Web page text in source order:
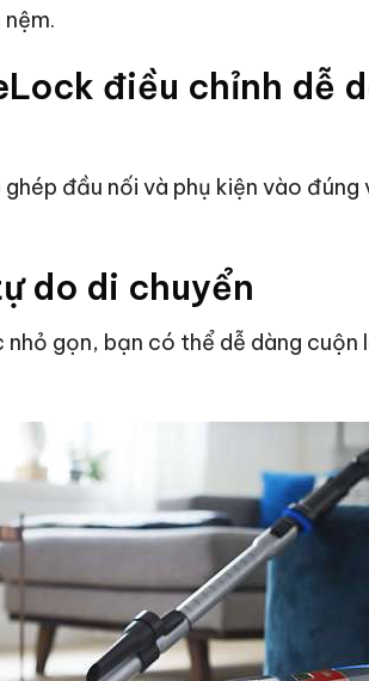
điều chỉnh dễ
đầu nối và phụ kiện vào
do di chuyển
gọn, bạn có thể dễ dàng cuộn